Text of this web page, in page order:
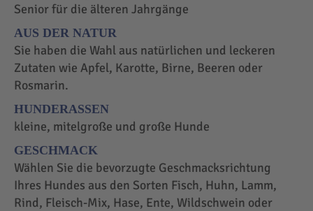
Senior für die älteren Jahrgänge
AUS DER NATUR
Sie haben die Wahl aus natürlichen und leckeren
Zutaten wie Apfel, Karotte, Birne, Beeren oder
Rosmarin.
HUNDERASSEN
kleine, mitelgroße und große Hunde
GESCHMACK
Wählen Sie die bevorzugte Geschmacksrichtung
Ihres Hundes aus den Sorten Fisch, Huhn, Lamm,
Rind, Fleisch-Mix, Hase, Ente, Wildschwein oder